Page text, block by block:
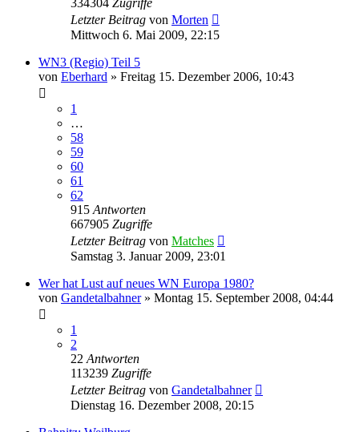
Letzter Beitrag von Morten
Mittwoch 6. Mai 2009, 22:15
WN3 (Regio) Teil 5
von Eberhard » Freitag 15. Dezember 2006, 10:43
1
…
58
59
60
61
62
915 Antworten
667905 Zugriffe
Letzter Beitrag von Matches
Samstag 3. Januar 2009, 23:01
Wer hat Lust auf neues WN Europa 1980?
von Gandetalbahner» Montag 15. September 2008, 04:44
1
2
22 Antworten
113239 Zugriffe
Letzter Beitrag von Gandetalbahner
Dienstag 16. Dezember 2008, 20:15